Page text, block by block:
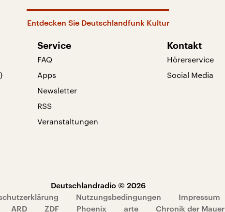
Entdecken Sie Deutschlandfunk Kultur
Service
FAQ
Apps
Newsletter
RSS
Veranstaltungen
Kontakt
Hörerservice
Social Media
Deutschlandradio © 2026
Nutzungsbedingungen
Impressum
ARD ZDF Phoenix arte Chronik der Mauer